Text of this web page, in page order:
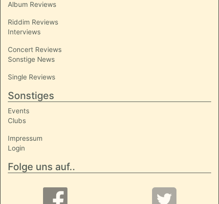
Album Reviews
Riddim Reviews
Interviews
Concert Reviews
Sonstige News
Single Reviews
Sonstiges
Events
Clubs
Impressum
Login
Folge uns auf..